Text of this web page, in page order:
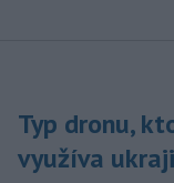
Typ dronu,
využíva